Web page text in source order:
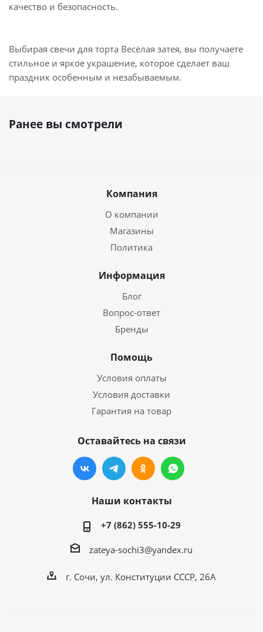
качество и безопасность.
Выбирая свечи для торта Весёлая затея, вы получаете
стильное и яркое украшение, которое сделает ваш
праздник особенным и незабываемым.
Ранее вы смотрели
Компания
О компании
Магазины
Политика
Информация
Блог
Вопрос-ответ
Бренды
Помощь
Условия оплаты
Условия доставки
Гарантия на товар
Оставайтесь на связи
Наши контакты
+7 (862) 555-10-29
zateya-sochi3@yandex.ru
г. Сочи, ул. Конституции СССР, 26А